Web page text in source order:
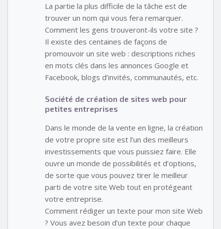
La partie la plus difficile de la tâche est de
trouver un nom qui vous fera remarquer.
Comment les gens trouveront-ils votre site ?
Il existe des centaines de façons de
promouvoir un site web : descriptions riches
en mots clés dans les annonces Google et
Facebook, blogs d’invités, communautés, etc.
Société de création de sites web pour
petites entreprises
Dans le monde de la vente en ligne, la création
de votre propre site est l’un des meilleurs
investissements que vous puissiez faire. Elle
ouvre un monde de possibilités et d’options,
de sorte que vous pouvez tirer le meilleur
parti de votre site Web tout en protégeant
votre entreprise.
Comment rédiger un texte pour mon site Web
? Vous avez besoin d’un texte pour chaque